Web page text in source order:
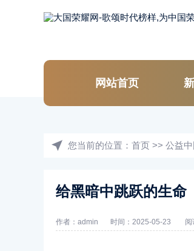
网站首页
您当前的位置： 首页 >> 公益中
给黑暗中跳跃的生命
作者：admin 时间：2025-05-23